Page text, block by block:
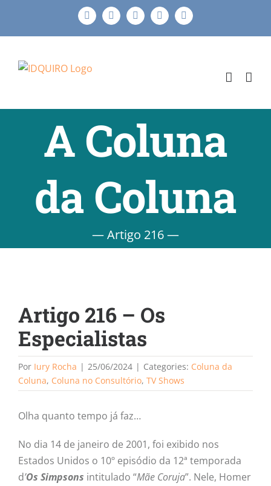
o
FacebookInstagram
X LinkedIn
E-
A Coluna
da Coluna
— Artigo 216 —
Artigo 216 – Os
Especialistas
Por Iury Rocha | 25/06/2024 | Categories: Coluna da
Coluna, Coluna no Consultório, TV Shows
Olha quanto tempo já faz…
No dia 14 de janeiro de 2001, foi exibido nos
Estados Unidos o 10º episódio da 12ª temporada
d’Os Simpsons intitulado “Mãe Coruja”. Nele, Homer